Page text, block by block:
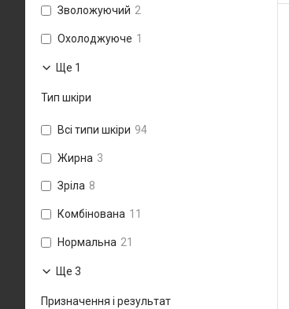
Зволожуючий 2
Охолоджуюче 1
Ще 1
Тип шкіри
Всі типи шкіри 94
Жирна 3
Зріла 8
Комбінована 11
Нормальна 21
Ще 3
Призначення і результат